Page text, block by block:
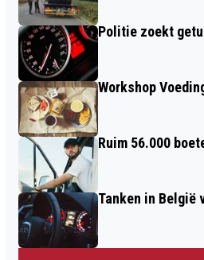
AMPHIA
Politie zoekt
Workshop
Ruim 56.000
Tanken in België